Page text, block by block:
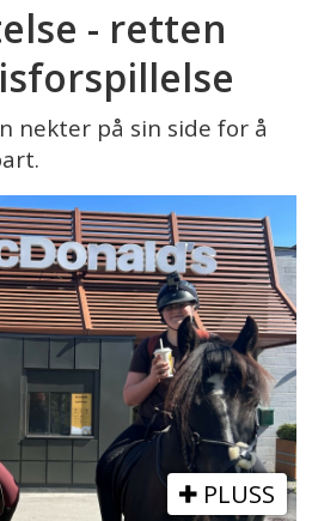
- retten
nekter på sin side for å
PLUSS